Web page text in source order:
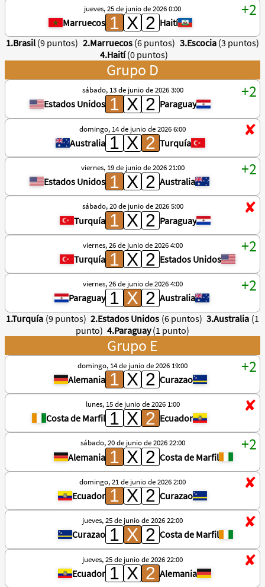
jueves, 25 de junio de 2026 0:00
Marruecos
Haití
1.Brasil (9 puntos) 2.Marruecos (6 puntos) 3.Escocia (3 puntos)
4.Haití (0 puntos)
Grupo D
sábado, 13 de junio de 2026 3:00
Estados Unidos Paraguay
domingo, 14 de junio de 2026 6:00
Australia Turquía
viernes, 19 de junio de 2026 21:00
Estados Unidos Australia
sábado, 20 de junio de 2026 5:00
Turquía Paraguay
viernes, 26 de junio de 2026 4:00
Turquía Estados Unidos
viernes, 26 de junio de 2026 4:00
Paraguay
Australia
1.Turquía (9 puntos) 2.Estados Unidos (6 puntos) 3.Australia (1
punto) 4.Paraguay(1 punto)
Grupo E
domingo, 14 de junio de 2026 19:00
Alemania Curazao
lunes, 15 de junio de 2026 1:00
Costa de Marfil Ecuador
sábado, 20 de junio de 2026 22:00
Alemania Costa de Marfil
domingo, 21 de junio de 2026 2:00
Ecuador Curazao
jueves, 25 de junio de 2026 22:00
Curazao Costa de Marfil
jueves, 25 de junio de 2026 22:00
Ecuador Alemania